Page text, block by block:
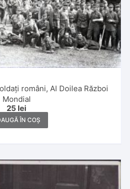
români, Al Doilea Război
Mondial
25 lei
ÎN COȘ